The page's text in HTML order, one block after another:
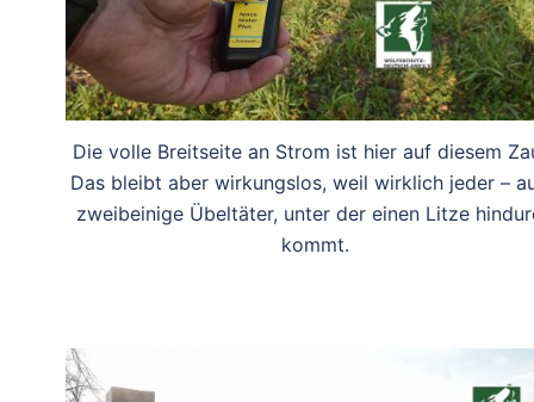
Die volle Breitseite an Strom ist hier auf diesem
Das bleibt aber wirkungslos, weil wirklich jeder –
zweibeinige Übeltäter, unter der einen Litze
kommt.